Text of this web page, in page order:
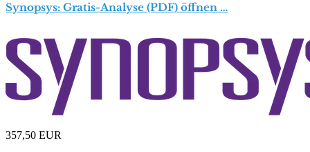
Synopsys: Gratis-Analyse (PDF) öffnen …
357,50 EUR